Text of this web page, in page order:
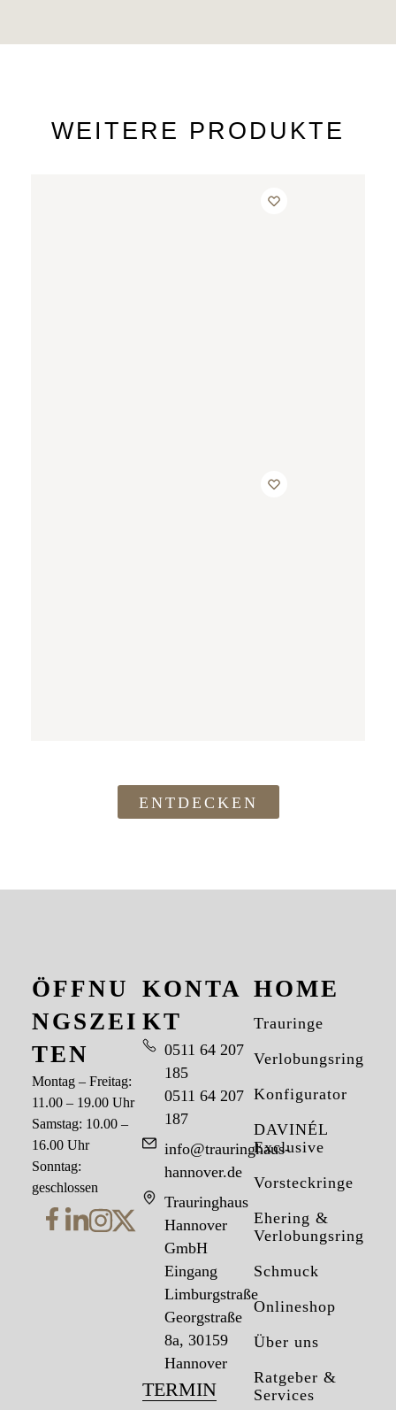
WEITERE PRODUKTE
ENTDECKEN
HOME
Trauringe
Verlobungsringe
Konfigurator
DAVINÉL
Exclusive
Vorsteckringe
Ehering &
Verlobungsring
Schmuck
Onlineshop
Über uns
Ratgeber &
Services
KONTA
KT
0511 64 207
185
0511 64 207
187
info@trauringhaus-
hannover.de
Trauringhaus
Hannover
GmbH
Eingang
Limburgstraße
Georgstraße
8a, 30159
Hannover
TERMIN
ÖFFNU
NGSZEI
TEN
Montag – Freitag:
11.00 – 19.00 Uhr
Samstag: 10.00 –
16.00 Uhr
Sonntag:
geschlossen